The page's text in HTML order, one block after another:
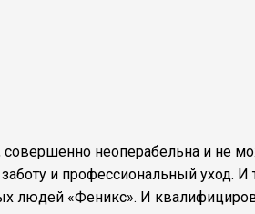
неоперабельна и не
и профессиональный уход.
людей «Феникс». И